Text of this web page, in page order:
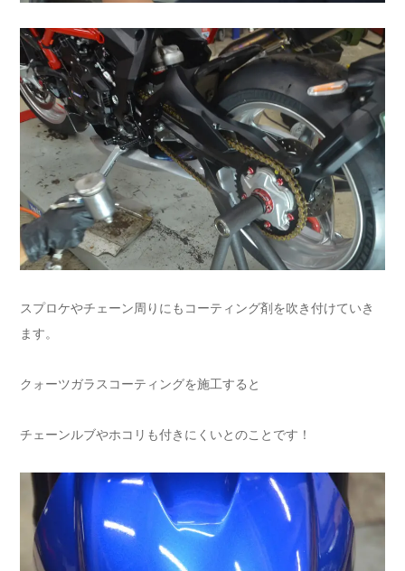
スプロケやチェーン周りにもコーティング剤を吹き付けていき
ます。
クォーツガラスコーティングを施工すると
チェーンルブやホコリも付きにくいとのことです！